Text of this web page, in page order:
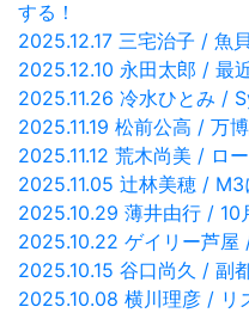
する！
2025.12.17 三宅治子 / 魚
2025.12.10 永田太郎 / 最
2025.11.26 冷水ひとみ /
2025.11.19 松前公高 / 万
2025.11.12 荒木尚美 / ロ
2025.11.05 辻林美穂 / M3
2025.10.29 薄井由行 / 10
2025.10.22 ゲイリー芦屋
2025.10.15 谷口尚久 / 副
2025.10.08 横川理彦 / リ